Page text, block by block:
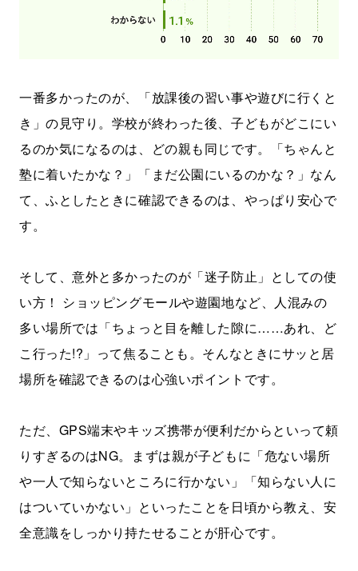
一番多かったのが、「放課後の習い事や遊びに行くと
き」の見守り。学校が終わった後、子どもがどこにい
るのか気になるのは、どの親も同じです。「ちゃんと
塾に着いたかな？」「まだ公園にいるのかな？」なん
て、ふとしたときに確認できるのは、やっぱり安心で
す。
そして、意外と多かったのが「迷子防止」としての使
い方！ ショッピングモールや遊園地など、人混みの
多い場所では「ちょっと目を離した隙に……あれ、ど
こ行った!?」って焦ることも。そんなときにサッと居
場所を確認できるのは心強いポイントです。
ただ、GPS端末やキッズ携帯が便利だからといって頼
りすぎるのはNG。まずは親が子どもに「危ない場所
や一人で知らないところに行かない」「知らない人に
はついていかない」といったことを日頃から教え、安
全意識をしっかり持たせることが肝心です。